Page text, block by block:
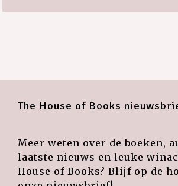
The House of Books
Meer weten over de boeken,
laatste nieuws en leuke
House of Books? Blijf op de